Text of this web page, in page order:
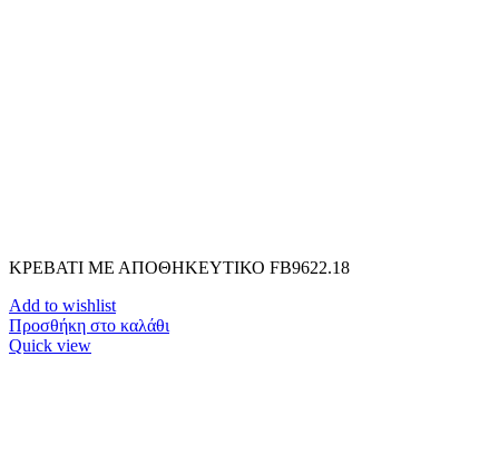
ΚΡΕΒΑΤΙ ΜΕ ΑΠΟΘΗΚΕΥΤΙΚΟ FB9622.18
Add to wishlist
Προσθήκη στο καλάθι
Quick view